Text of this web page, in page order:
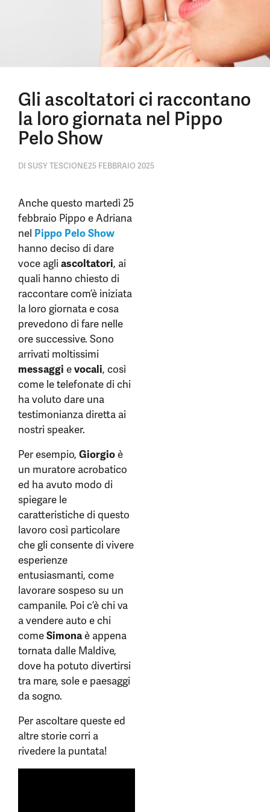
Gli ascoltatori ci raccontano
la loro giornata nel Pippo
Pelo Show
DI SUSY TESCIONE25 FEBBRAIO 2025
Anche questo martedì 25
febbraio Pippo e Adriana
nel Pippo Pelo Show
hanno deciso di dare
voce agliascoltatori, ai
quali hanno chiesto di
raccontare com’è iniziata
la loro giornata e cosa
prevedono di fare nelle
ore successive. Sono
arrivati moltissimi
messaggi evocali, così
come le telefonate di chi
ha voluto dare una
testimonianza diretta ai
nostri speaker.
Per esempio, Giorgioè
un muratore acrobatico
ed ha avuto modo di
spiegare le
caratteristiche di questo
lavoro così particolare
che gli consente di vivere
esperienze
entusiasmanti, come
lavorare sospeso su un
campanile. Poi c’è chi va
a vendere auto e chi
comeSimonaè appena
tornata dalle Maldive,
dove ha potuto divertirsi
tra mare, sole e paesaggi
da sogno.
Per ascoltare queste ed
altre storie corri a
rivedere la puntata!